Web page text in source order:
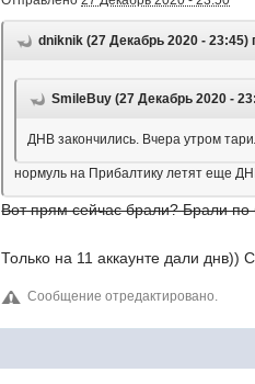
dniknik (27 Декабрь 2020 - 23:45)
SmileBuy (27 Декабрь 2020 -
ДНВ закончились. Вчера утром
нормуль на Прибалтику летят еще
Вот прям сейчас брали? Брали по
Только на 11 аккаунте дали днв))
Сообщение отредактировано.